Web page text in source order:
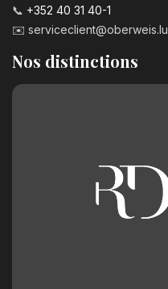
📞 +352 40 31 40-1
✉️ serviceclient@oberweis.lu
Nos distinctions